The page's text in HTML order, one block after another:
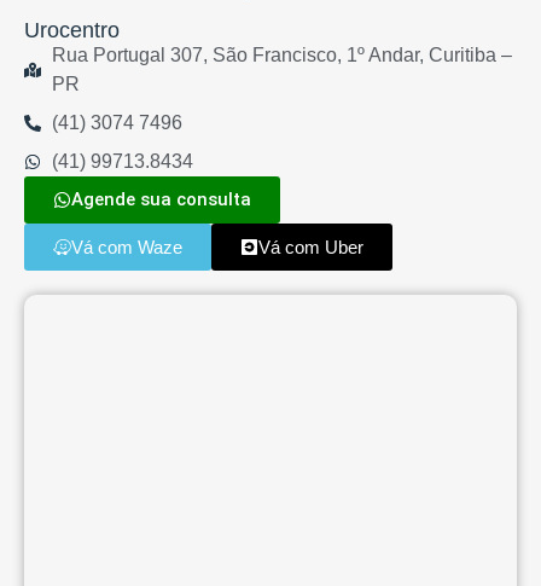
Urocentro
Rua Portugal 307, São Francisco, 1º Andar, Curitiba –
PR
(41) 3074 7496
(41) 99713.8434
Agende sua consulta
Vá com Waze Vá com Uber